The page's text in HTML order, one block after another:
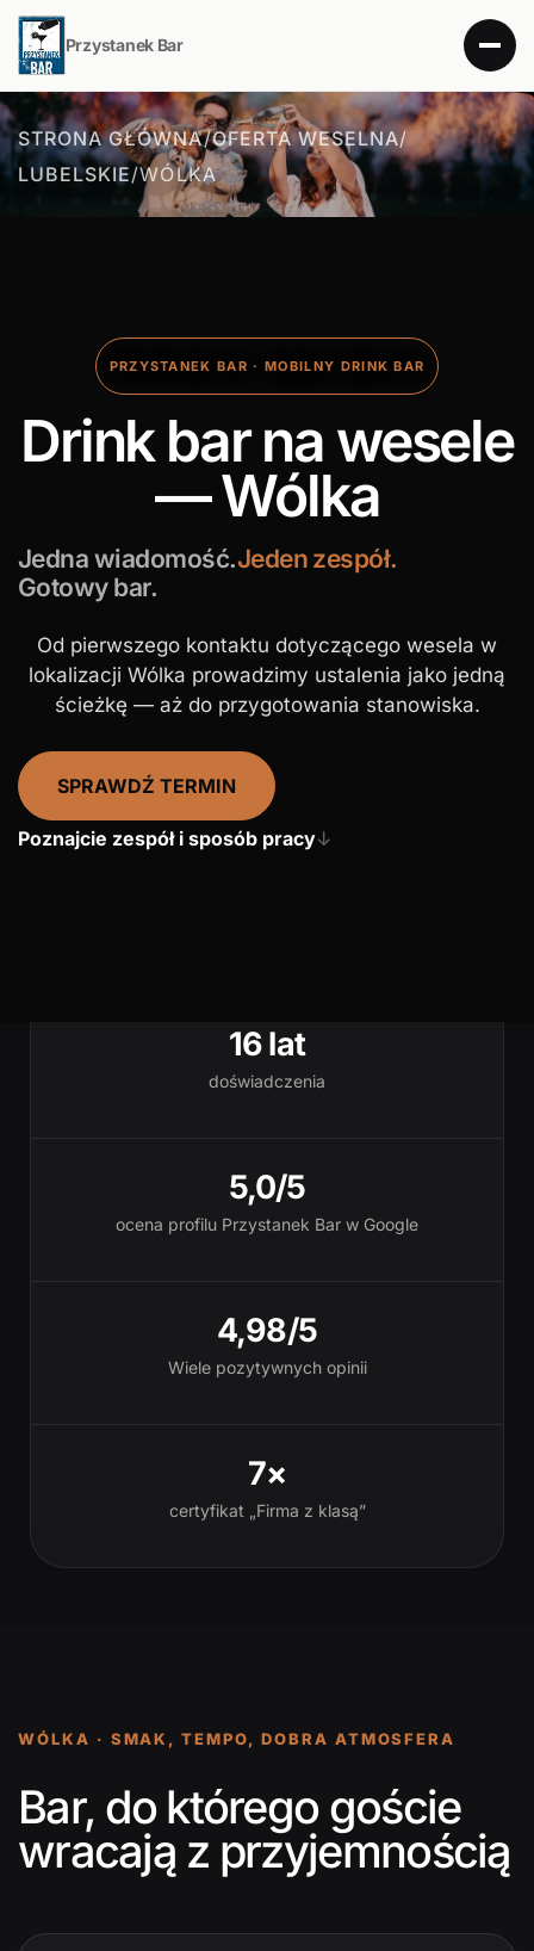
Przystanek Bar
STRONA GŁÓWNA/OFERTA WESELNA/
LUBELSKIE/WÓLKA
PRZYSTANEK BAR · MOBILNY DRINK BAR
Drink bar na wesele
— Wólka
Jedna wiadomość.Jeden zespół.
Gotowy bar.
Od pierwszego kontaktu dotyczącego wesela w
lokalizacji Wólka prowadzimy ustalenia jako jedną
ścieżkę — aż do przygotowania stanowiska.
SPRAWDŹ TERMIN
Poznajcie zespół i sposób pracy↓
16 lat
doświadczenia
5,0/5
ocena profilu Przystanek Bar w Google
4,98/5
Wiele pozytywnych opinii
7×
certyfikat „Firma z klasą”
WÓLKA · SMAK, TEMPO, DOBRA ATMOSFERA
Bar, do którego goście
wracają z przyjemnością